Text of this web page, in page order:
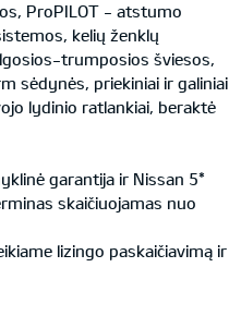
ProPILOT - atstumo
kelių ženklų
trumposios šviesos,
sėdynės, priekiniai ir galiniai
lydinio ratlankiai, beraktė
garantija ir Nissan 5*
skaičiuojamas nuo
lizingo paskaičiavimą ir